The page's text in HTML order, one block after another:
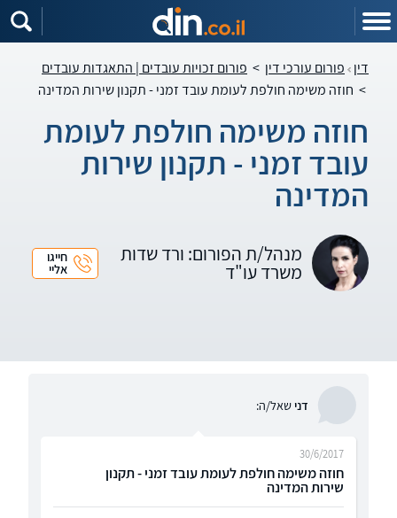
דין פורום עורכי דין > פורום זכויות עובדים | התאגדות עובדים
> חוזה משימה חולפת לעומת עובד זמני - תקנון שירות המדינה
חוזה משימה חולפת לעומת
עובד זמני - תקנון שירות
המדינה
מנהל/ת הפורום: ורד שדות
משרד עו"ד
חייגו
אליי
דנישאל/ה:
חוזה משימה חולפת לעומת עובד זמני - תקנון
שירות המדינה
30/6/2017